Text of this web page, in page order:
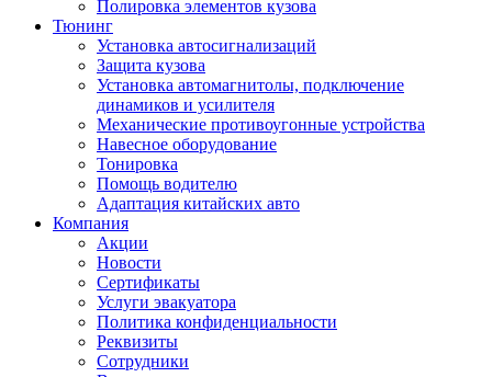
Полировка элементов кузова
Тюнинг
Установка автосигнализаций
Защита кузова
Установка автомагнитолы, подключение
динамиков и усилителя
Механические противоугонные устройства
Навесное оборудование
Тонировка
Помощь водителю
Адаптация китайских авто
Компания
Акции
Новости
Сертификаты
Услуги эвакуатора
Политика конфиденциальности
Реквизиты
Сотрудники